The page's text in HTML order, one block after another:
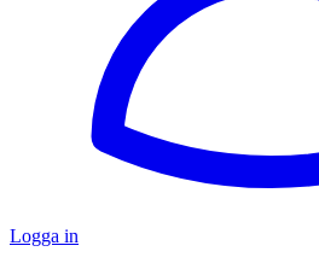
Logga in